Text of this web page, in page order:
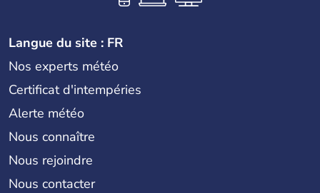
Langue du site : FR
Nos experts météo
Certificat d'intempéries
Alerte météo
Nous connaître
Nous rejoindre
Nous contacter